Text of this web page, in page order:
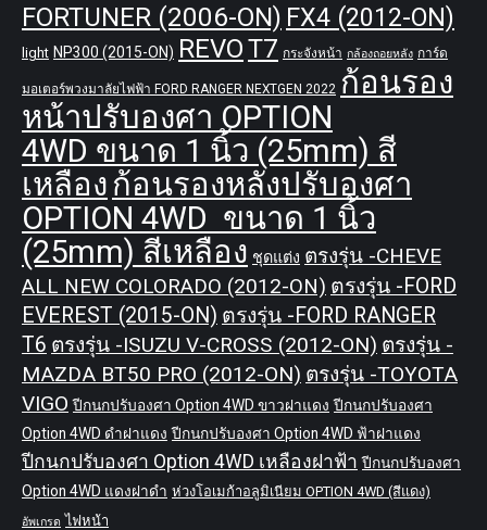
FORTUNER (2006-ON) FX4 (2012-ON)
light NP300 (2015-ON) REVOT7 กระจังหน้า กล้องถอยหลัง การ์ด
มอเตอร์พวงมาลัยไฟฟ้า FORD RANGER NEXTGEN 2022 ก้อนรอง
หน้าปรับองศา OPTION
4WD ขนาด 1 นิ้ว (25mm) สี
เหลือง ก้อนรองหลังปรับองศา
OPTION 4WD ขนาด 1 นิ้ว
(25mm) สีเหลือง ชุดแต่ง ตรงรุ่น -CHEVE
ALL NEW COLORADO (2012-ON) ตรงรุ่น -FORD
EVEREST (2015-ON) ตรงรุ่น -FORD RANGER
T6 ตรงรุ่น -ISUZU V-CROSS (2012-ON) ตรงรุ่น -
MAZDA BT50 PRO (2012-ON) ตรงรุ่น -TOYOTA
VIGO ปีกนกปรับองศา Option 4WD ขาวฝาแดง ปีกนกปรับองศา
Option 4WD ดำฝาแดง ปีกนกปรับองศา Option 4WD ฟ้าฝาแดง
ปีกนกปรับองศา Option 4WD เหลืองฝาฟ้า ปีกนกปรับองศา
Option 4WD แดงฝาดำ ห่วงโอเมก้าอลูมิเนียม OPTION 4WD (สีแดง)
อัพเกรด ไฟหน้า